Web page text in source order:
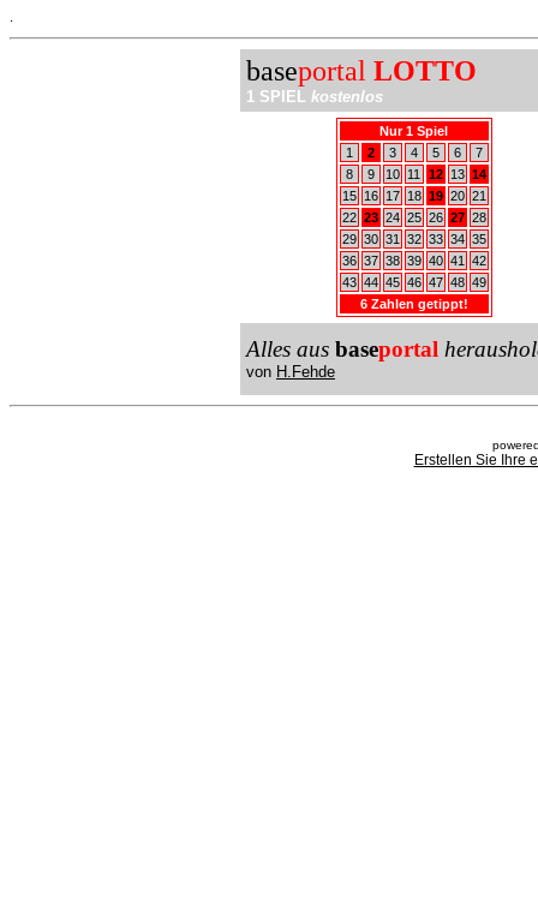
baseportal LOTTO
1 SPIEL kostenlos
Nur 1 Spiel
1
2 3 4 5 6
7
8
9 10 11 12 13 14
15
16 17 18 19 20 21
22 23 24 25 26 27 28
29 30 31 32 33 34 35
36 37 38 39 40 41
42
43 44 45 46 47 48 49
6 Zahlen getippt!
Alles aus baseportal
von H.Fehde
Erstellen Sie Ihre